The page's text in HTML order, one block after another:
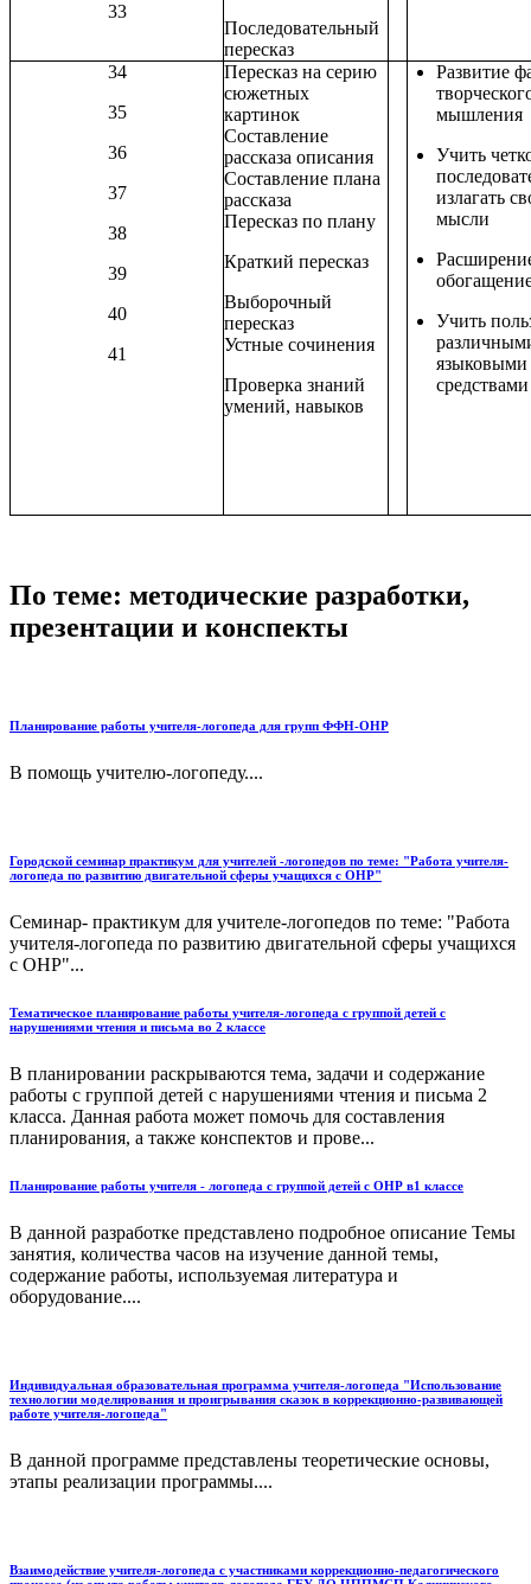
33
Последовательный
пересказ
34
35
36
37
38
39
40
41
Пересказ на серию
сюжетных
картинок
Составление
рассказа описания
Составление плана
рассказа
Пересказ по плану
Краткий пересказ
Выборочный
пересказ
Устные сочинения
Проверка знаний
умений, навыков
Развитие
мышления
Учить
излагать
мысли
Учить
языковыми
средствами
По теме: методические разработки,
презентации и конспекты
Планирование работы учителя-логопеда для групп ФФН-ОНР
В помощь учителю-логопеду....
Городской семинар практикум для учителей -логопедов по теме: "Работа учителя-
логопеда по развитию двигательной сферы учащихся с ОНР"
Семинар- практикум для учителе-логопедов по теме: "Работа
учителя-логопеда по развитию двигательной сферы учащихся
с ОНР"...
Тематическое планирование работы учителя-логопеда с группой детей с
нарушениями чтения и письма во 2 классе
В планировании раскрываются тема, задачи и содержание
работы с группой детей с нарушениями чтения и письма 2
класса. Данная работа может помочь для составления
планирования, а также конспектов и прове...
Планирование работы учителя - логопеда с группой детей с ОНР в1 классе
В данной разработке представлено подробное описание Темы
занятия, количества часов на изучение данной темы,
содержание работы, используемая литература и
оборудование....
Индивидуальная образовательная программа учителя-логопеда "Использование
технологии моделирования и проигрывания сказок в коррекционно-развивающей
работе учителя-логопеда"
В данной программе представлены теоретические основы,
этапы реализации программы....
Взаимодействие учителя-логопеда с участниками коррекционно-педагогического